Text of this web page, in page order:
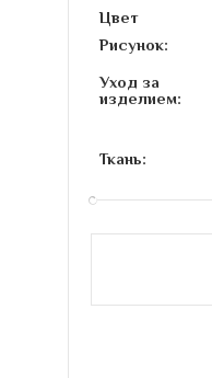
Цвет
Рисунок:
Уход за
изделием:
Ткань: